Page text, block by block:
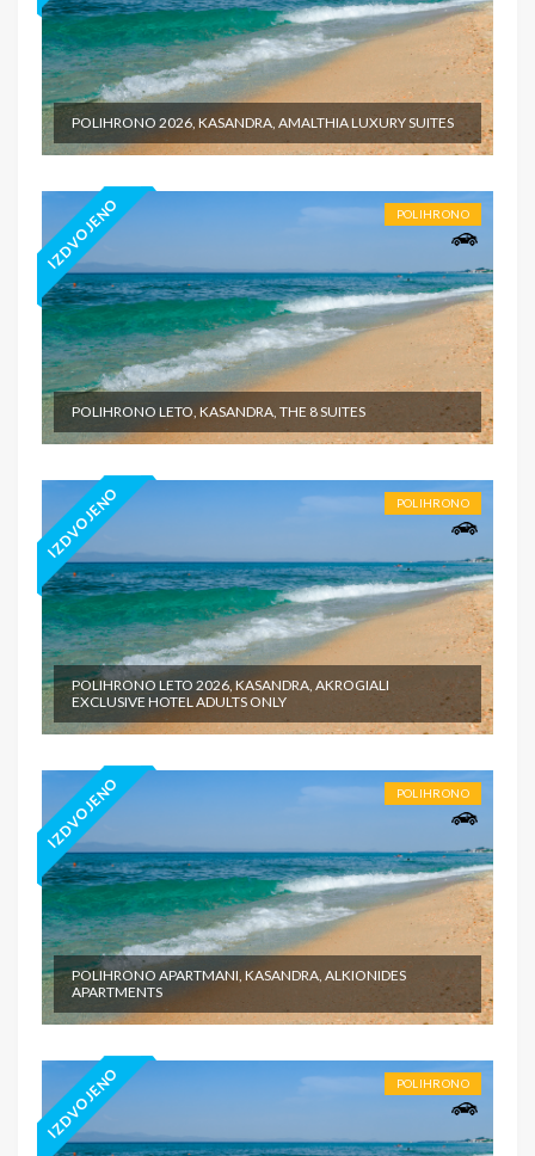
POLIHRONO 2026, KASANDRA, AMALTHIA LUXURY SUITES
IZDVOJENO POLIHRONO
POLIHRONO LETO, KASANDRA, THE 8 SUITES
IZDVOJENO POLIHRONO
POLIHRONO LETO 2026, KASANDRA, AKROGIALI
EXCLUSIVE HOTEL ADULTS ONLY
IZDVOJENO POLIHRONO
POLIHRONO APARTMANI, KASANDRA, ALKIONIDES
APARTMENTS
IZDVOJENO POLIHRONO